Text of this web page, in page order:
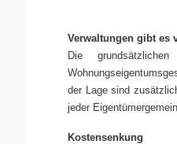
Verwaltungen gibt es
Die
der Lage sind
jeder
Kostensenkung